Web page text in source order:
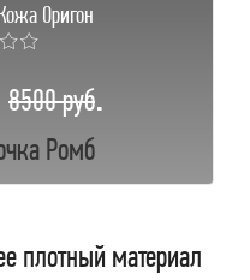
Оригон
8500 руб.
Ромб
плотный материал